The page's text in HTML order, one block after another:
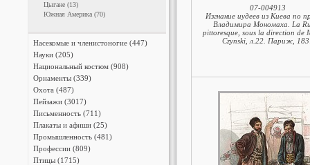
Цыгане (13)
Южная Америка (70)
Насекомые и членистоногие (447)
Науки (205)
Национальный костюм (908)
Орнаменты (339)
Охота (487)
Пейзажи (3017)
Письменность (711)
Плакаты и афиши (25)
Промышленность (481)
Профессии (809)
Птицы (1715)
07-004913
Изгнание иудеев из Киева по
Владимира Мономаха. La
pittoresque, sous la direction de
Czynski, л.22. Париж,